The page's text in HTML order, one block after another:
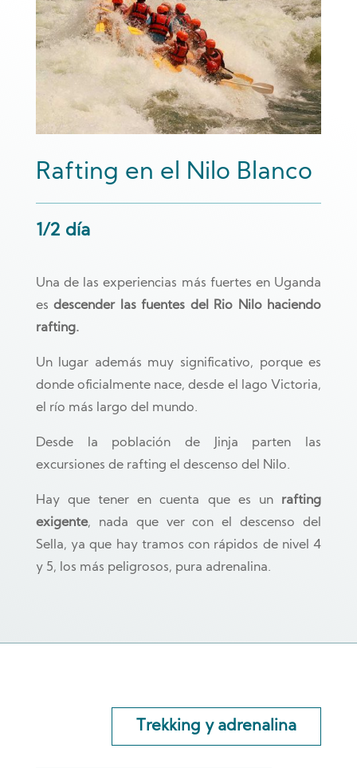
Rafting en el Nilo Blanco
1/2 día
Una de las experiencias más fuertes en Uganda
esdescender las fuentes del Rio Nilo haciendo
rafting.
Un lugar además muy significativo, porque es
donde oficialmente nace, desde el lago Victoria,
el río más largo del mundo.
Desde la población de Jinja parten las
excursiones de rafting el descenso del Nilo.
Hay que tener en cuenta que es un rafting
exigente, nada que ver con el descenso del
Sella, ya que hay tramos con rápidos de nivel 4
y 5, los más peligrosos, pura adrenalina.
Trekking y adrenalina